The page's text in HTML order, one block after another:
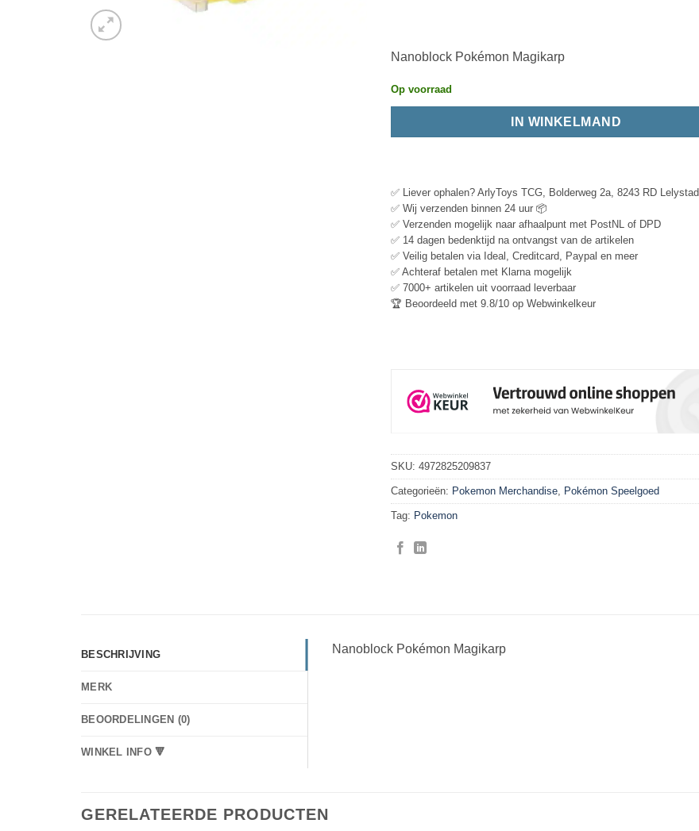
Nanoblock Pokémon Magikarp
Op voorraad
IN WINKELMAND
✅ Liever ophalen? ArlyToys TCG, Bolderweg 2a, 8243 RD Lelystad
✅ Wij verzenden binnen 24 uur 📦
✅ Verzenden mogelijk naar afhaalpunt met PostNL of DPD
✅ 14 dagen bedenktijd na ontvangst van de artikelen
✅ Veilig betalen via Ideal, Creditcard, Paypal en meer
✅ Achteraf betalen met Klarna mogelijk
✅ 7000+ artikelen uit voorraad leverbaar
🏆 Beoordeeld met 9.8/10 op Webwinkelkeur
SKU: 4972825209837
Categorieën: Pokemon Merchandise Pokémon Speelgoed
Tag: Pokemon
BESCHRIJVING
MERK
BEOORDELINGEN (0)
WINKEL INFO 🔻
Nanoblock Pokémon Magikarp
GERELATEERDE PRODUCTEN